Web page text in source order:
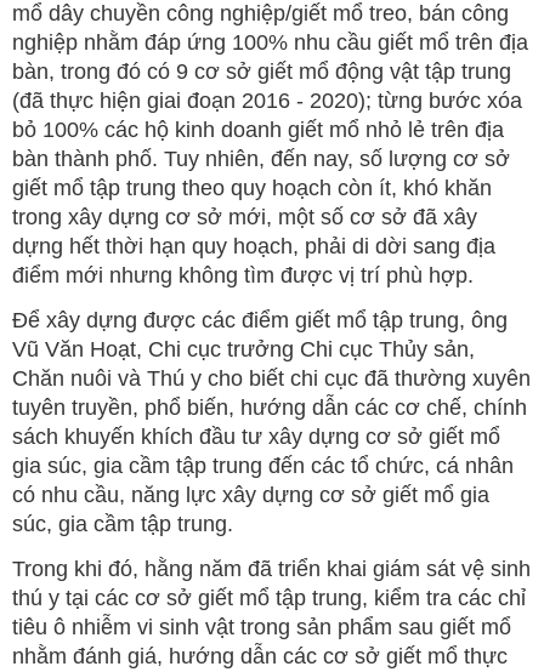
mổ dây chuyền công nghiệp/giết mổ treo, bán công
nghiệp nhằm đáp ứng 100% nhu cầu giết mổ trên địa
bàn, trong đó có 9 cơ sở giết mổ động vật tập trung
(đã thực hiện giai đoạn 2016 - 2020); từng bước xóa
bỏ 100% các hộ kinh doanh giết mổ nhỏ lẻ trên địa
bàn thành phố. Tuy nhiên, đến nay, số lượng cơ sở
giết mổ tập trung theo quy hoạch còn ít, khó khăn
trong xây dựng cơ sở mới, một số cơ sở đã xây
dựng hết thời hạn quy hoạch, phải di dời sang địa
điểm mới nhưng không tìm được vị trí phù hợp.
Để xây dựng được các điểm giết mổ tập trung, ông
Vũ Văn Hoạt, Chi cục trưởng Chi cục Thủy sản,
Chăn nuôi và Thú y cho biết chi cục đã thường xuyên
tuyên truyền, phổ biến, hướng dẫn các cơ chế, chính
sách khuyến khích đầu tư xây dựng cơ sở giết mổ
gia súc, gia cầm tập trung đến các tổ chức, cá nhân
có nhu cầu, năng lực xây dựng cơ sở giết mổ gia
súc, gia cầm tập trung.
Trong khi đó, hằng năm đã triển khai giám sát vệ sinh
thú y tại các cơ sở giết mổ tập trung, kiểm tra các chỉ
tiêu ô nhiễm vi sinh vật trong sản phẩm sau giết mổ
nhằm đánh giá, hướng dẫn các cơ sở giết mổ thực